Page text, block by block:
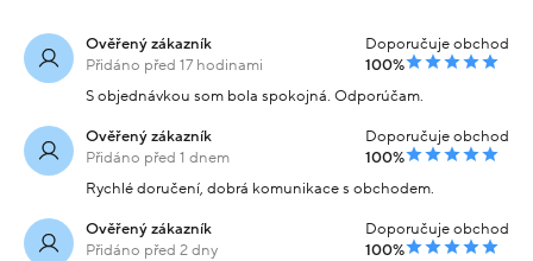
Ověřený zákazník
Přidáno před 17 hodinami
Doporučuje obchod
100%
S objednávkou som bola spokojná. Odporúčam.
Ověřený zákazník
Přidáno před 1 dnem
Doporučuje obchod
100%
Rychlé doručení, dobrá komunikace s obchodem.
Ověřený zákazník
Přidáno před 2 dny
Doporučuje obchod
100%